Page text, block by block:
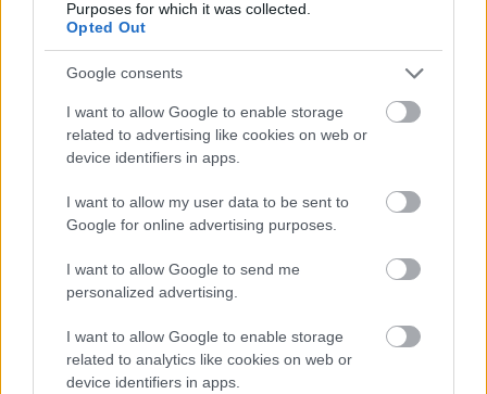
Purposes for which it was collected.
Opted Out
Google consents
I want to allow Google to enable storage
related to advertising like cookies on web or
device identifiers in apps.
I want to allow my user data to be sent to
Google for online advertising purposes.
I want to allow Google to send me
personalized advertising.
I want to allow Google to enable storage
related to analytics like cookies on web or
device identifiers in apps.
műemlékfelújítás műemlék restaurálás
Történelmi táj, amelynek minden köve mesél –